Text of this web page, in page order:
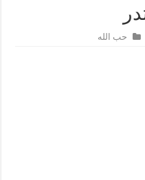
حب الله